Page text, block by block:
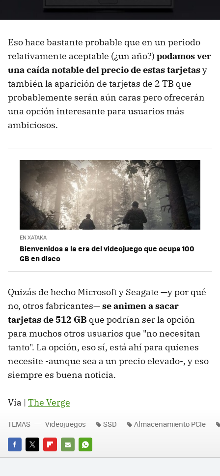
Eso hace bastante probable que en un periodo
relativamente aceptable (¿un año?) podamos ver
una caída notable del precio de estas tarjetasy
también la aparición de tarjetas de 2 TB que
probablemente serán aún caras pero ofrecerán
una opción interesante para usuarios más
ambiciosos.
EN XATAKA
Bienvenidos a la era del videojuego que ocupa 100
GB en disco
Quizás de hecho Microsoft y Seagate —y por qué
no, otros fabricantes—se animen a sacar
tarjetas de 512 GB que podrían ser la opción
para muchos otros usuarios que "no necesitan
tanto". La opción, eso sí, está ahí para quienes
necesite -aunque sea a un precio elevado-, y eso
siempre es buena noticia.
Vía | The Verge
FACEBOOK
TWITTERFLIPBOARD
E-
WHATSAPP
TEMAS Videojuegos SSD Almacenamiento PCIe